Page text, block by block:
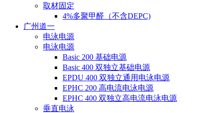
取材固定
4%多聚甲醛（不含DEPC)
广州道一
电泳电源
电泳电源
Basic 200 基础电源
Basic 400 双独立基础电源
EPDU 400 双独立通用电泳电源
EPHC 200 高电流电泳电源
EPHC 400 双独立高电流电泳电源
垂直电泳